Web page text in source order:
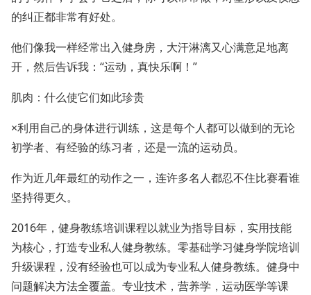
的纠正都非常有好处。
他们像我一样经常出入健身房，大汗淋漓又心满意足地离
开，然后告诉我：“运动，真快乐啊！”
肌肉：什么使它们如此珍贵
×利用自己的身体进行训练，这是每个人都可以做到的无论
初学者、有经验的练习者，还是一流的运动员。
作为近几年最红的动作之一，连许多名人都忍不住比赛看谁
坚持得更久。
2016年，健身教练培训课程以就业为指导目标，实用技能
为核心，打造专业私人健身教练。零基础学习健身学院培训
升级课程，没有经验也可以成为专业私人健身教练。健身中
问题解决方法全覆盖。专业技术，营养学，运动医学等课